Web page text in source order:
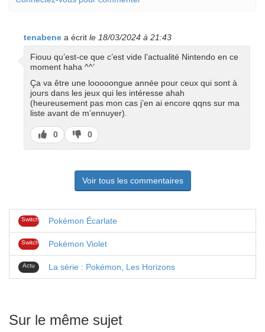
tenabene a écrit le 18/03/2024 à 21:43
Fiouu qu’est-ce que c’est vide l’actualité Nintendo en ce
moment haha ^^’
Ça va être une looooongue année pour ceux qui sont à
jours dans les jeux qui les intéresse ahah
(heureusement pas mon cas j’en ai encore qqns sur ma
liste avant de m’ennuyer).
J’aime
0
J’aime
pas
0
Voir tous les commentaires
Switch Pokémon Écarlate
Switch Pokémon Violet
Actu La série : Pokémon, Les Horizons
Sur le même sujet